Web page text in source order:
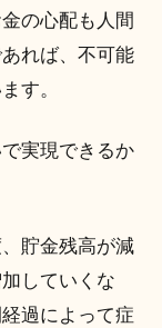
の心配も人間
れば、不可能
す。
実現できるか
貯金残高が減
していくな
過によって症